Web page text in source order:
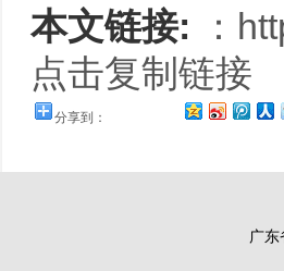
本文链接: ：
点击复制链接
分享到：
广